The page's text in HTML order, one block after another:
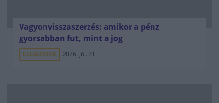
Vagyonvisszaszerzés: amikor a pénz
gyorsabban fut, mint a jog
ELEMZÉSEK 2026. júl. 21.